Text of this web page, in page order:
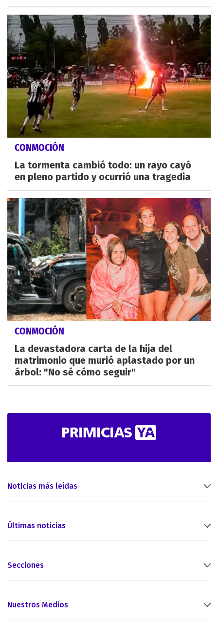
CONMOCIÓN
La tormenta cambió todo: un rayo cayó
en pleno partido y ocurrió una tragedia
CONMOCIÓN
La devastadora carta de la hija del
matrimonio que murió aplastado por un
árbol: "No sé cómo seguir"
Noticias más leídas
Últimas noticias
Secciones
Nuestros Medios